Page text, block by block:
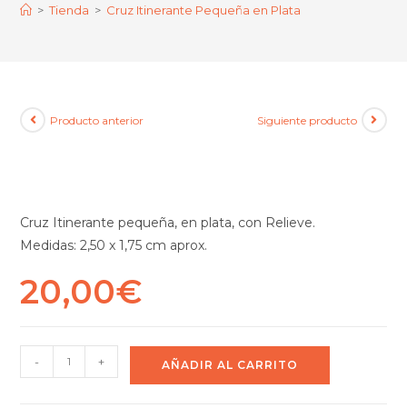
> Tienda > Cruz Itinerante Pequeña en Plata
Producto anterior Siguiente producto
Cruz Itinerante pequeña, en plata, con Relieve.
Medidas: 2,50 x 1,75 cm aprox.
20,00€
- + AÑADIR AL CARRITO